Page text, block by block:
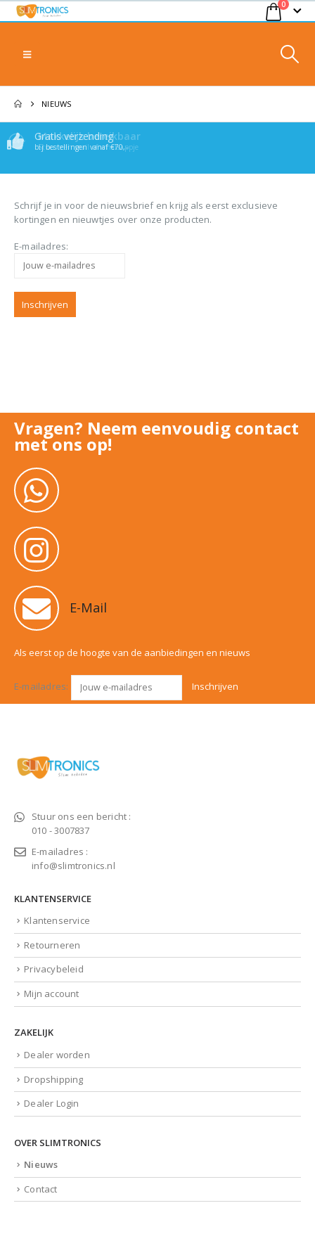
0
NIEUWS
Gratis verzending
bij bestellingen vanaf €70,-
Makkelijk bereikbaar
Stuur een mail of whatsappje
Schrijf je in voor de nieuwsbrief en krijg als eerst exclusieve
kortingen en nieuwtjes over onze producten.
E-mailadres:
Vragen? Neem eenvoudig contact
met ons op!
E-Mail
Als eerst op de hoogte van de aanbiedingen en nieuws
E-mailadres:
Stuur ons een bericht :
010 - 3007837
E-mailadres :
info@slimtronics.nl
KLANTENSERVICE
Klantenservice
Retourneren
Privacybeleid
Mijn account
ZAKELIJK
Dealer worden
Dropshipping
Dealer Login
OVER SLIMTRONICS
Nieuws
Contact